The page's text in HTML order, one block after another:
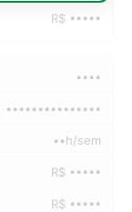
R$ •••••
••••
•••••••••••••••
••h/sem
R$ •••••
R$ •••••